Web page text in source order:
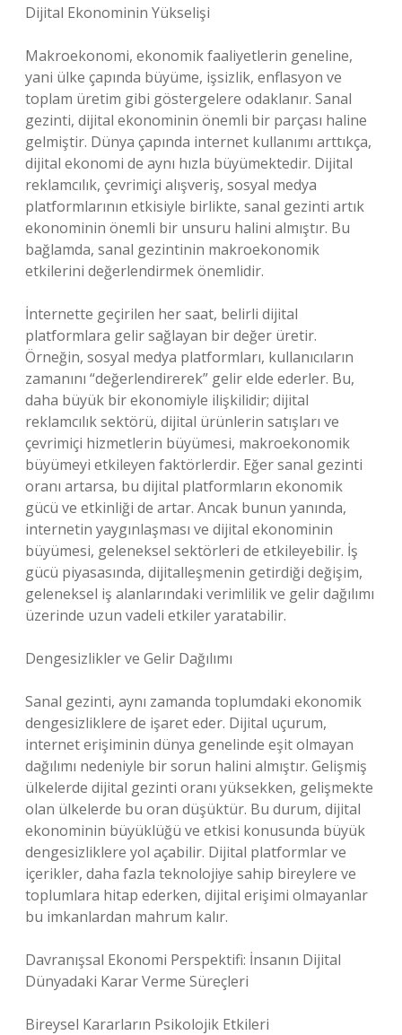
Dijital Ekonominin Yükselişi
Makroekonomi, ekonomik faaliyetlerin geneline,
yani ülke çapında büyüme, işsizlik, enflasyon ve
toplam üretim gibi göstergelere odaklanır. Sanal
gezinti, dijital ekonominin önemli bir parçası haline
gelmiştir. Dünya çapında internet kullanımı arttıkça,
dijital ekonomi de aynı hızla büyümektedir. Dijital
reklamcılık, çevrimiçi alışveriş, sosyal medya
platformlarının etkisiyle birlikte, sanal gezinti artık
ekonominin önemli bir unsuru halini almıştır. Bu
bağlamda, sanal gezintinin makroekonomik
etkilerini değerlendirmek önemlidir.
İnternette geçirilen her saat, belirli dijital
platformlara gelir sağlayan bir değer üretir.
Örneğin, sosyal medya platformları, kullanıcıların
zamanını “değerlendirerek” gelir elde ederler. Bu,
daha büyük bir ekonomiyle ilişkilidir; dijital
reklamcılık sektörü, dijital ürünlerin satışları ve
çevrimiçi hizmetlerin büyümesi, makroekonomik
büyümeyi etkileyen faktörlerdir. Eğer sanal gezinti
oranı artarsa, bu dijital platformların ekonomik
gücü ve etkinliği de artar. Ancak bunun yanında,
internetin yaygınlaşması ve dijital ekonominin
büyümesi, geleneksel sektörleri de etkileyebilir. İş
gücü piyasasında, dijitalleşmenin getirdiği değişim,
geleneksel iş alanlarındaki verimlilik ve gelir dağılımı
üzerinde uzun vadeli etkiler yaratabilir.
Dengesizlikler ve Gelir Dağılımı
Sanal gezinti, aynı zamanda toplumdaki ekonomik
dengesizliklere de işaret eder. Dijital uçurum,
internet erişiminin dünya genelinde eşit olmayan
dağılımı nedeniyle bir sorun halini almıştır. Gelişmiş
ülkelerde dijital gezinti oranı yüksekken, gelişmekte
olan ülkelerde bu oran düşüktür. Bu durum, dijital
ekonominin büyüklüğü ve etkisi konusunda büyük
dengesizliklere yol açabilir. Dijital platformlar ve
içerikler, daha fazla teknolojiye sahip bireylere ve
toplumlara hitap ederken, dijital erişimi olmayanlar
bu imkanlardan mahrum kalır.
Davranışsal Ekonomi Perspektifi: İnsanın Dijital
Dünyadaki Karar Verme Süreçleri
Bireysel Kararların Psikolojik Etkileri